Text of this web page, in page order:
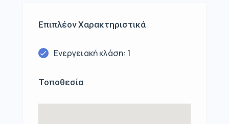
Επιπλέον Χαρακτηριστικά
Ενεργειακή κλάση: 1
Τοποθεσία